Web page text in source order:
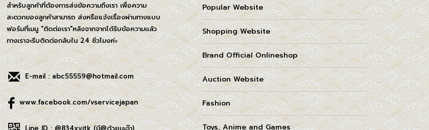
สำหรับลูกค้าที่ต้องการส่งข้อความถึงเรา เพื่อความ
สะดวกของลูกค้าสามารถ ส่งหรือแจ้งเรื่องผ่านทางแบบ
ฟอร์มที่เมนู "ติดต่อเรา"หลังจากจากได้รับข้อความเเล้ว
ทางเราจะรีบติดต่อกลับใน 24 ชั่วโมงค่ะ
E-mail : abc55559@hotmail.com
www.facebook.com/vservicejapan
Popular Website
Shopping Website
Brand Official Onlineshop
Auction Website
Fashion
Toys, Anime and Games